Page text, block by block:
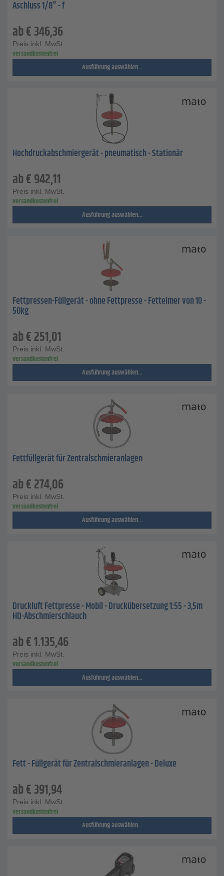
Aschluss 1/8" - f
ab€346,36
Preis inkl. MwSt.
versandkostenfrei
Ausführung auswählen...
Hochdruckabschmiergerät - pneumatisch - Stationär
ab€942,11
Preis inkl. MwSt.
versandkostenfrei
Ausführung auswählen...
Fettpressen-Füllgerät - ohne Fettpresse - Fetteimer von 10 -
50kg
ab€251,01
Preis inkl. MwSt.
versandkostenfrei
Ausführung auswählen...
Fettfüllgerät für Zentralschmieranlagen
ab€274,06
Preis inkl. MwSt.
versandkostenfrei
Ausführung auswählen...
Druckluft Fettpresse - Mobil - Druckübersetzung 1:55 - 3,5m
HD-Abschmierschlauch
ab€1.135,46
Preis inkl. MwSt.
versandkostenfrei
Ausführung auswählen...
Fett - Füllgerät für Zentralschmieranlagen - Deluxe
ab€391,94
Preis inkl. MwSt.
versandkostenfrei
Ausführung auswählen...